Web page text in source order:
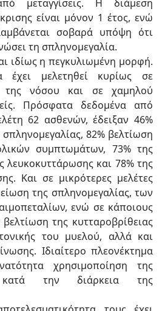
μεταγγίσεις. Η διάμεση
είναι μόνον 1 έτος, ενώ
σοβαρά υπόψη ότι
τη σπληνομεγαλία.
ιδίως η πεγκυλιωμένη μορφή.
έχει μελετηθεί κυρίως σε
της νόσου και σε χαμηλού
Πρόσφατα δεδομένα από
62 ασθενών, έδειξαν 46%
82% βελτίωση
συμπτωμάτων, 73% της
λευκοκυττάρωσης και 78% της
Και σε μικρότερες μελέτες
της σπληνομεγαλίας, των
ενώ σε κάποιους
της κυτταροβρίθειας
του μυελού, αλλά και
Ιδιαίτερο πλεονέκτημα
χρησιμοποίηση της
κατά την διάρκεια της